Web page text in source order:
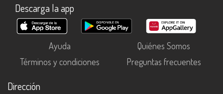
Descarga la app
Ayuda
Quiénes Somos
Términos y condiciones
Preguntas frecuentes
Dirección